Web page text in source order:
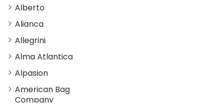
Alberto
Alianca
Allegrini
Alma Atlantica
Alpasion
American Bag
Company